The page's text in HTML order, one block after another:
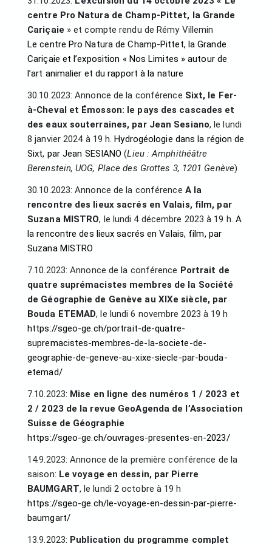
centre Pro Natura de Champ-Pittet, la Grande
Cariçaie » et compte rendu de Rémy Villemin
Le centre Pro Natura de Champ-Pittet, la Grande
Cariçaie et l’exposition « Nos Limites » autour de
l’art animalier et du rapport à la nature
30.10.2023: Annonce de la conférence Sixt, le Fer-
à-Cheval et Émosson: le pays des cascades et
des eaux souterraines, par Jean Sesiano, le lundi
8 janvier 2024 à 19 h.Hydrogéologie dans la région de
Sixt, par Jean SESIANO (Lieu : Amphithéâtre
Berenstein, UOG, Place des Grottes 3, 1201 Genève)
30.10.2023: Annonce de la conférence A la
rencontre des lieux sacrés en Valais, film, par
Suzana MISTRO, le lundi 4 décembre 2023 à 19 h. A
la rencontre des lieux sacrés en Valais, film, par
Suzana MISTRO
7.10.2023: Annonce de la conférence Portrait de
quatre suprémacistes membres de la Société
de Géographie de Genève au XIXe siècle, par
Bouda ETEMAD, le lundi 6 novembre 2023 à 19 h
https://sgeo-ge.ch/portrait-de-quatre-
supremacistes-membres-de-la-societe-de-
geographie-de-geneve-au-xixe-siecle-par-bouda-
etemad/
7.10.2023: Mise en ligne des numéros 1 / 2023 et
2 / 2023 de la revue GeoAgenda de l’Association
Suisse de Géographie
https://sgeo-ge.ch/ouvrages-presentes-en-2023/
14.9.2023: Annonce de la première conférence de la
saison: Le voyage en dessin, par Pierre
BAUMGART, le lundi 2 octobre à 19 h
https://sgeo-ge.ch/le-voyage-en-dessin-par-pierre-
baumgart/
13.9.2023: Publication du programme complet